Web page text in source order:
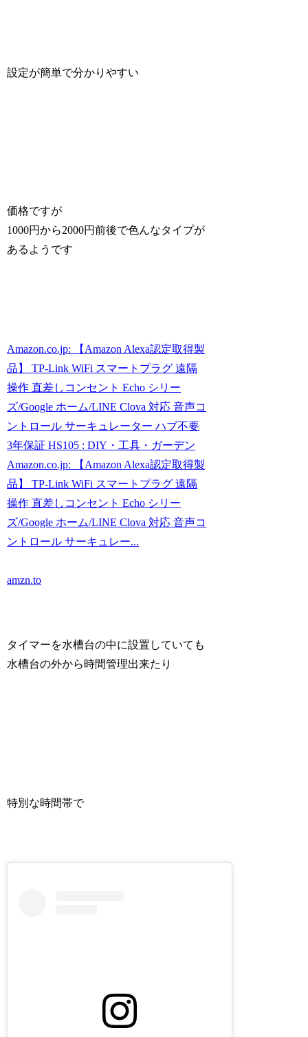
設定が簡単で分かりやすい
価格ですが
1000円から2000円前後で色んなタイプが
あるようです
Amazon.co.jp: 【Amazon Alexa認定取得製
品】 TP-Link WiFi スマートプラグ 遠隔
操作 直差しコンセント Echo シリー
ズ/Google ホーム/LINE Clova 対応 音声コ
ントロール サーキュレーター ハブ不要
3年保証 HS105 : DIY・工具・ガーデン
Amazon.co.jp: 【Amazon Alexa認定取得製
品】 TP-Link WiFi スマートプラグ 遠隔
操作 直差しコンセント Echo シリー
ズ/Google ホーム/LINE Clova 対応 音声コ
ントロール サーキュレー...
amzn.to
タイマーを水槽台の中に設置していても
水槽台の外から時間管理出来たり
特別な時間帯で